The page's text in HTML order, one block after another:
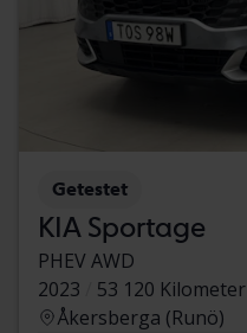
Getestet
KIA Sportage
PHEV AWD
2023
53 120 Kilometer
Åkersberga (Runö)